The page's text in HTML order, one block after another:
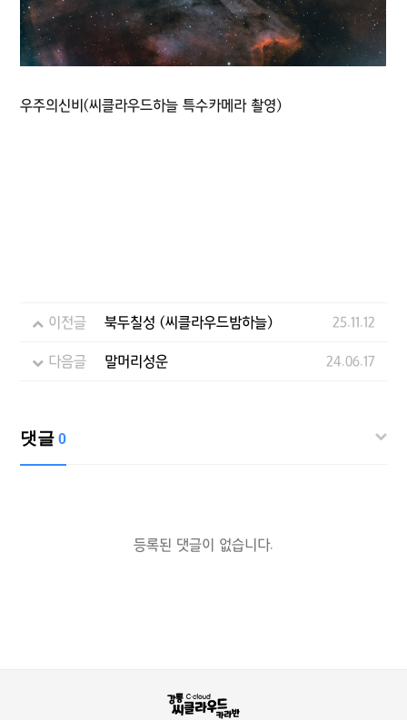
우주의신비(씨클라우드하늘 특수카메라 촬영)
이전글 북두칠성 (씨클라우드밤하늘) 25.11.12
다음글 말머리성운 24.06.17
댓글 0
등록된 댓글이 없습니다.